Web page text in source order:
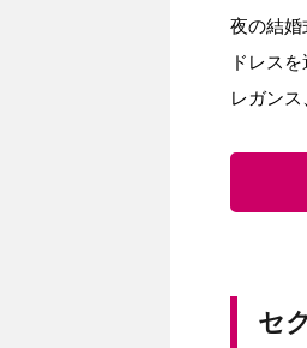
夜の結婚
ドレス
レガン
セ